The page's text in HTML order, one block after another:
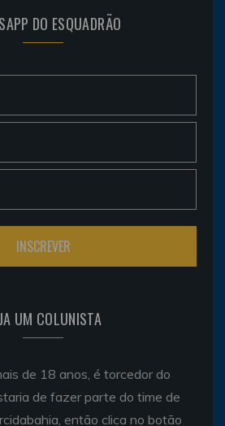
DO ESQUADRÃO
UM COLUNISTA
de 18 anos, é torcedor do
de fazer parte do time de
então clica no botão